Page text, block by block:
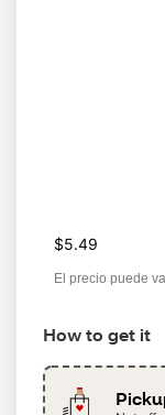
$5.49
El precio puede
How to get it